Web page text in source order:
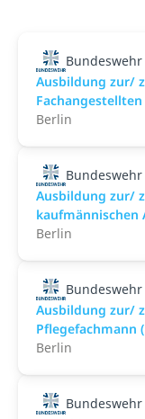
Bundeswehr
Ausbildung zur/
Berlin
Bundeswehr
Ausbildung zur/
kaufmännischen
Berlin
Bundeswehr
Ausbildung zur/
Pflegefachmann
Berlin
Bundeswehr